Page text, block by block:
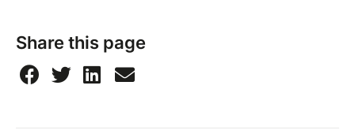
Share this page